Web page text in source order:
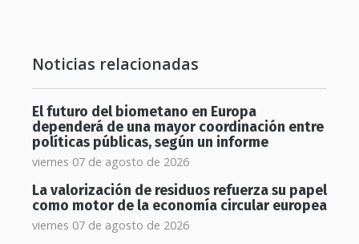
Noticias relacionadas
El futuro del biometano en Europa
dependerá de una mayor coordinación entre
políticas públicas, según un informe
viernes 07 de agosto de 2026
La valorización de residuos refuerza su papel
como motor de la economía circular europea
viernes 07 de agosto de 2026